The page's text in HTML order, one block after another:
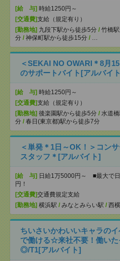
[給 与] 時給1250円～
[交通費]支給（規定有り）
[勤務地] 九段下駅から徒歩5分 / 竹橋
分 / 神保町駅から徒歩15分 / …
＜SEKAI NO OWARI＊8月
のサポートバイト[アルバイ
[給 与] 時給1250円～
[交通費]支給（規定有り）
[勤務地] 後楽園駅から徒歩5分 / 水道
分 / 春日(東京都)駅から徒歩7分
＜単発＊1日～OK！＞コン
スタッフ＊[アルバイト]
[給 与] 日給1万5000円～ ■最大で
円！
[交通費]交通費規定支給
[勤務地] 横浜駅 / みなとみらい駅 / 西
ちいさいかわいいキャラの
で働ける☆来社不要！働い
◎/T1[アルバイト]